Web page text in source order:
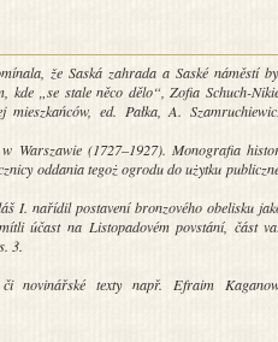
že Saská zahrada a Saské náměstí
kde „se stale něco dělo“, Zofia Schuch-
mieszkańców, ed. Pałka, A.
Warszawie (1727–1927). Monografia
oddania tegoż ogrodu do użytku
I. nařídil postavení bronzového obelisku
účast na Listopadovém povstání, část
3.
novinářské texty např. Efraim